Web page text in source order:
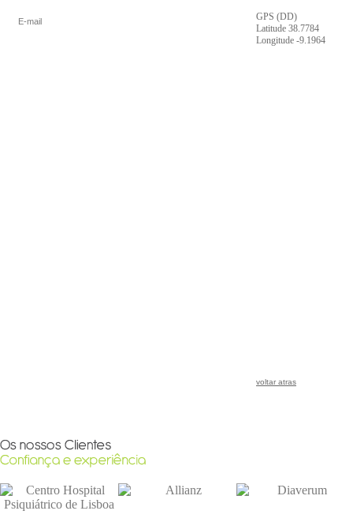
GPS (DD)
Latitude 38.7784
Longitude -9.1964
voltar atras